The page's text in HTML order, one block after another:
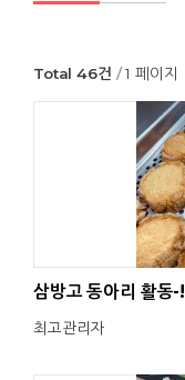
Total 46건 1 페이지
삼방고 동아리 활동-!
최고관리자